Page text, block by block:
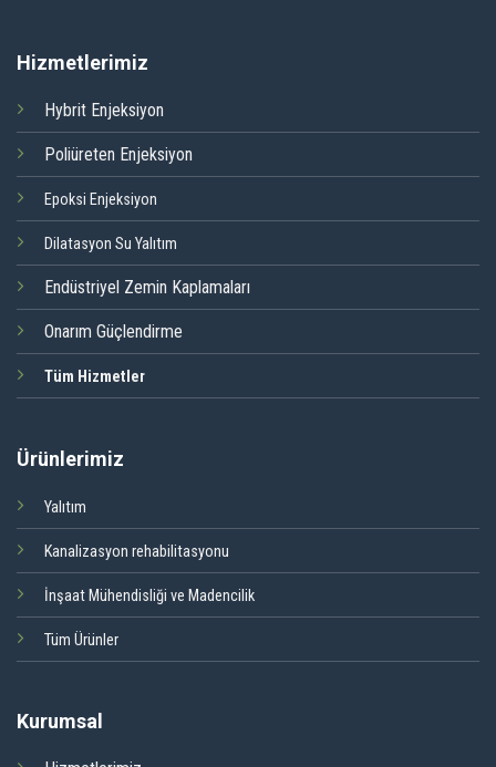
Hizmetlerimiz
Hybrit Enjeksiyon
Poliüreten Enjeksiyon
Epoksi Enjeksiyon
Dilatasyon Su Yalıtım
Endüstriyel Zemin Kaplamaları
Onarım Güçlendirme
Tüm Hizmetler
Ürünlerimiz
Yalıtım
Kanalizasyon rehabilitasyonu
İnşaat Mühendisliği ve Madencilik
Tüm Ürünler
Kurumsal